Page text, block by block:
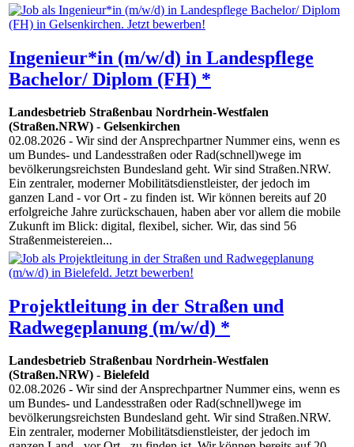
Ingenieur*in (m/w/d) in Landespflege
Bachelor/ Diplom (FH) *
Landesbetrieb Straßenbau Nordrhein-Westfalen
(Straßen.NRW) - Gelsenkirchen
02.08.2026 - Wir sind der Ansprechpartner Nummer eins, wenn es
um Bundes- und Landesstraßen oder Rad(schnell)wege im
bevölkerungsreichsten Bundesland geht. Wir sind Straßen.NRW.
Ein zentraler, moderner Mobilitätsdienstleister, der jedoch im
ganzen Land - vor Ort - zu finden ist. Wir können bereits auf 20
erfolgreiche Jahre zurückschauen, haben aber vor allem die mobile
Zukunft im Blick: digital, flexibel, sicher. Wir, das sind 56
Straßenmeistereien...
Projektleitung in der Straßen und
Radwegeplanung (m/w/d) *
Landesbetrieb Straßenbau Nordrhein-Westfalen
(Straßen.NRW) - Bielefeld
02.08.2026 - Wir sind der Ansprechpartner Nummer eins, wenn es
um Bundes- und Landesstraßen oder Rad(schnell)wege im
bevölkerungsreichsten Bundesland geht. Wir sind Straßen.NRW.
Ein zentraler, moderner Mobilitätsdienstleister, der jedoch im